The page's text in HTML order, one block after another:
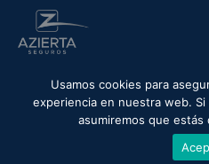
Usamos cookies para
experiencia en nuestra web.
asumiremos que estás